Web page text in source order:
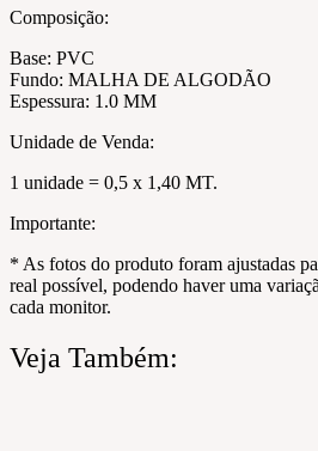
Composição:
Base: PVC
Fundo: MALHA DE ALGODÃO
Espessura: 1.0 MM
Unidade de Venda:
1 unidade = 0,5 x 1,40 MT.
Importante:
* As fotos do produto foram ajustadas
real possível, podendo haver uma
cada monitor.
Veja Também: